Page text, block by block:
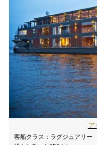
ア
客船クラス： ラグジュアリー